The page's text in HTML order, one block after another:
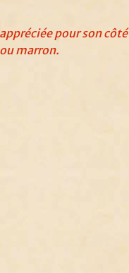
pour son côté
marron.